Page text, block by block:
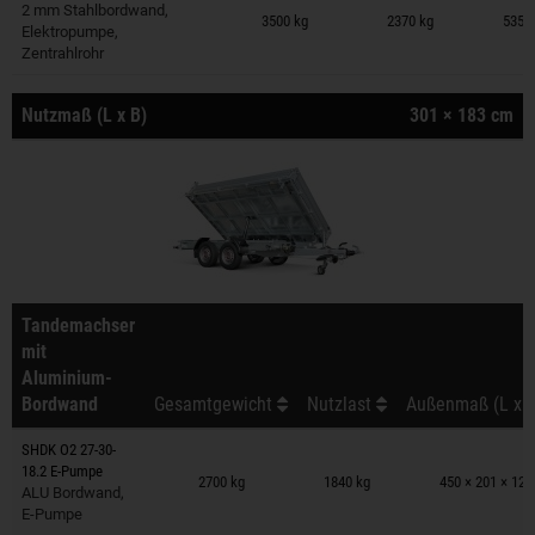
2 mm Stahlbordwand,
Elektropumpe,
Zentrahlrohr
3500 kg 2370 kg 535
Nutzmaß (L x B) 301 × 183 cm
Tandemachser
mit
Aluminium-
Bordwand
Gesamtgewicht Nutzlast Außenmaß (L x
SHDK O2 27-30-
18.2 E-Pumpe
ALU Bordwand,
E-Pumpe
2700 kg 1840 kg 450 × 201 ×
Anhänger auf Merkzettel